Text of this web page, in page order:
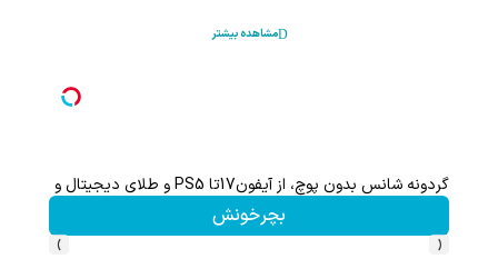
مشاهده بیشتر
بیشتر) با خرید اول از گریم 200 سوت هدیه بگیر
کلیک کن!
‹
›